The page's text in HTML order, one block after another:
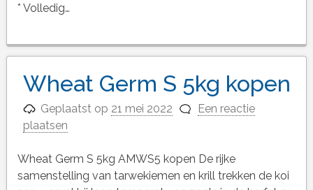
* Volledig…
Wheat Germ S 5kg kopen
Geplaatst op 21 mei 2022
Een reactie
plaatsen
Wheat Germ S 5kg AMWS5 kopen De rijke
samenstelling van tarwekiemen en krill trekken de koi